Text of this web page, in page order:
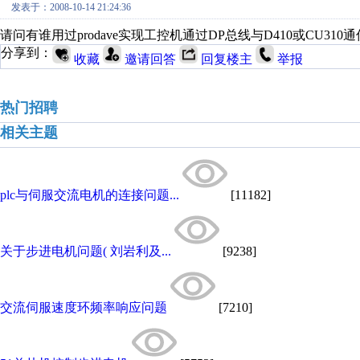
发表于：2008-10-14 21:24:36
请问有谁用过prodave实现工控机通过DP总线与D410或CU310通
分享到：
收藏 邀请回答 回复楼主 举报
热门招聘
相关主题
plc与伺服交流电机的连接问题... [11182]
关于步进电机问题( 刘岩利及... [9238]
交流伺服速度环频率响应问题 [7210]